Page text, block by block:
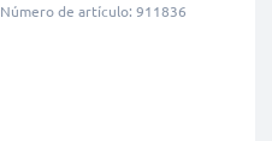
Número de artículo: 911836